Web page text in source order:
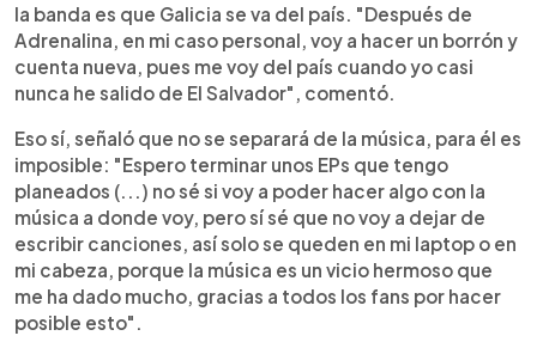
la banda es que Galicia se va del país. "Después de
Adrenalina, en mi caso personal, voy a hacer un borrón y
cuenta nueva, pues me voy del país cuando yo casi
nunca he salido de El Salvador", comentó.
Eso sí, señaló que no se separará de la música, para él es
imposible: "Espero terminar unos EPs que tengo
planeados (...) no sé si voy a poder hacer algo con la
música a donde voy, pero sí sé que no voy a dejar de
escribir canciones, así solo se queden en mi laptop o en
mi cabeza, porque la música es un vicio hermoso que
me ha dado mucho, gracias a todos los fans por hacer
posible esto".